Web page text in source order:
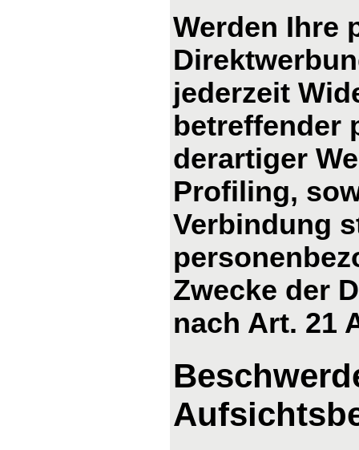
Werden Ihre
jederzeit
betreffender
derartiger
Profiling,
Verbindung
Zwecke der
nach Art. 21